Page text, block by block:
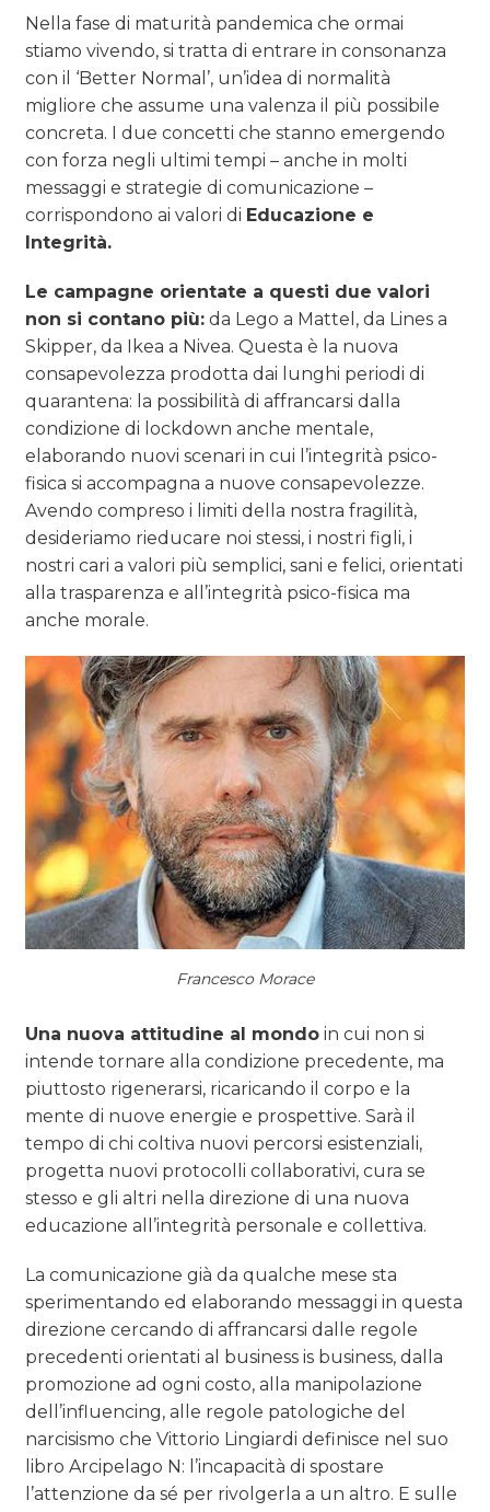
Nella fase di maturità pandemica che ormai
stiamo vivendo, si tratta di entrare in consonanza
con il ‘Better Normal’, un’idea di normalità
migliore che assume una valenza il più possibile
concreta. I due concetti che stanno emergendo
con forza negli ultimi tempi – anche in molti
messaggi e strategie di comunicazione –
corrispondono ai valori di Educazione e
Integrità.
Le campagne orientate a questi due valori
non si contano più: da Lego a Mattel, da Lines a
Skipper, da Ikea a Nivea. Questa è la nuova
consapevolezza prodotta dai lunghi periodi di
quarantena: la possibilità di affrancarsi dalla
condizione di lockdown anche mentale,
elaborando nuovi scenari in cui l’integrità psico-
fisica si accompagna a nuove consapevolezze.
Avendo compreso i limiti della nostra fragilità,
desideriamo rieducare noi stessi, i nostri figli, i
nostri cari a valori più semplici, sani e felici, orientati
alla trasparenza e all’integrità psico-fisica ma
anche morale.
Francesco Morace
Una nuova attitudine al mondo in cui non si
intende tornare alla condizione precedente, ma
piuttosto rigenerarsi, ricaricando il corpo e la
mente di nuove energie e prospettive. Sarà il
tempo di chi coltiva nuovi percorsi esistenziali,
progetta nuovi protocolli collaborativi, cura se
stesso e gli altri nella direzione di una nuova
educazione all’integrità personale e collettiva.
La comunicazione già da qualche mese sta
sperimentando ed elaborando messaggi in questa
direzione cercando di affrancarsi dalle regole
precedenti orientati al business is business, dalla
promozione ad ogni costo, alla manipolazione
dell’influencing, alle regole patologiche del
narcisismo che Vittorio Lingiardi definisce nel suo
libro Arcipelago N: l’incapacità di spostare
l’attenzione da sé per rivolgerla a un altro. E sulle